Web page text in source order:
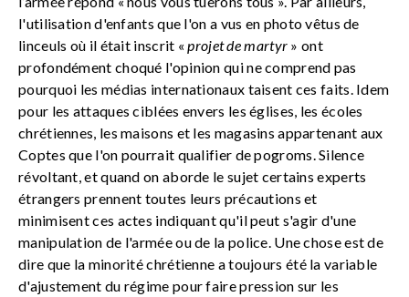
l'utilisation d'enfants que l'on a vus en photo vêtus de
linceuls où il était inscrit «projet de martyr » ont
profondément choqué l'opinion qui ne comprend pas
pourquoi les médias internationaux taisent ces faits. Idem
pour les attaques ciblées envers les églises, les écoles
chrétiennes, les maisons et les magasins appartenant aux
Coptes que l'on pourrait qualifier de pogroms. Silence
révoltant, et quand on aborde le sujet certains experts
étrangers prennent toutes leurs précautions et
minimisent ces actes indiquant qu'il peut s'agir d'une
manipulation de l'armée ou de la police. Une chose est de
dire que la minorité chrétienne a toujours été la variable
d'ajustement du régime pour faire pression sur les